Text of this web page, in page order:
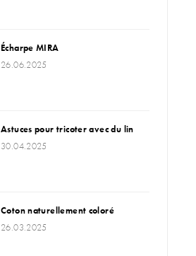
Écharpe MIRA
26.06.2025
Astuces pour tricoter avec du lin
30.04.2025
Coton naturellement coloré
26.03.2025